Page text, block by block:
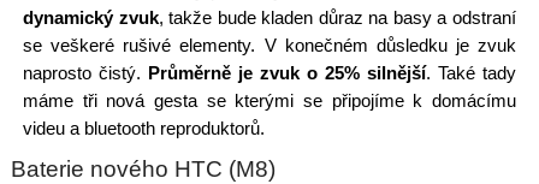
dynamický zvuk, takže bude kladen důraz na basy a odstraní
se veškeré rušivé elementy. V konečném důsledku je zvuk
naprosto čistý. Průměrně je zvuk o 25% silnější. Také tady
máme tři nová gesta se kterými se připojíme k domácímu
videu a bluetooth reproduktorů.
Baterie nového HTC (M8)